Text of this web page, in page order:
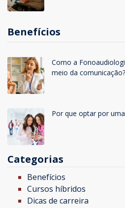
Benefícios
Como a
meio da comunicação?
Por que optar por
Categorias
Benefícios
Cursos híbridos
Dicas de carreira